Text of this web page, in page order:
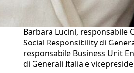
Barbara Lucini, responsabile
Social Responsibility di
responsabile Business Unit
di Generali Italia e